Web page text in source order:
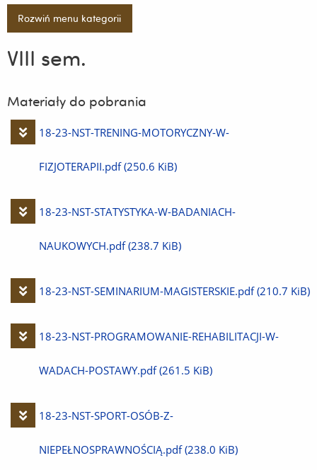
Rozwiń menu kategorii
VIII sem.
Materiały do pobrania
Pobierz
plik
18-23-NST-TRENING-MOTORYCZNY-W-
FIZJOTERAPII.pdf (250.6 KiB)
Pobierz
plik
18-23-NST-STATYSTYKA-W-BADANIACH-
NAUKOWYCH.pdf (238.7 KiB)
Pobierz
18-23-NST-SEMINARIUM-MAGISTERSKIE.pdf (210.7 KiB)
Pobierz
plik
18-23-NST-PROGRAMOWANIE-REHABILITACJI-W-
WADACH-POSTAWY.pdf (261.5 KiB)
Pobierz
plik
18-23-NST-SPORT-OSÓB-Z-
NIEPEŁNOSPRAWNOŚCIĄ.pdf (238.0 KiB)